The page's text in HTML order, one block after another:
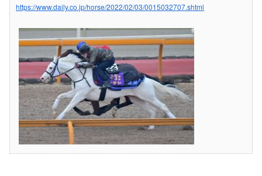
https://www.daily.co.jp/horse/2022/02/03/0015032707.shtml